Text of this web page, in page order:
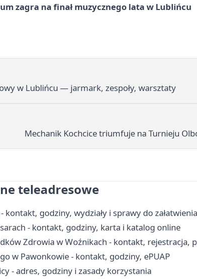
zagra na finał muzycznego lata w Lublińcu
w Lublińcu — jarmark, zespoły, warsztaty
Mechanik Kochcice triumfuje na Turnieju
teleadresowe
kontakt, godziny, wydziały i sprawy do załatwienia
- kontakt, godziny, karta i katalog online
Zdrowia w Woźnikach - kontakt, rejestracja,
w Pawonkowie - kontakt, godziny, ePUAP
- adres, godziny i zasady korzystania